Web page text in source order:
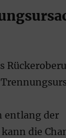
entlang der
die